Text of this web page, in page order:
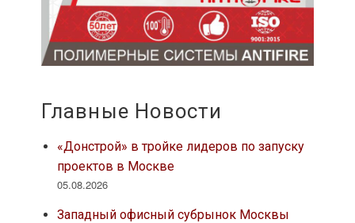
Главные Новости
«Донстрой» в тройке лидеров по запуску
проектов в Москве
05.08.2026
Западный офисный субрынок Москвы